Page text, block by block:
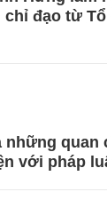
đạo từ
những quan
với pháp